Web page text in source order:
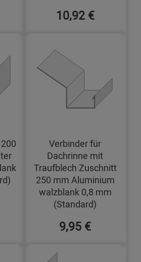
10,92 €
Verbinder für
Dachrinne mit
Traufblech Zuschnitt
250 mm Aluminium
walzblank 0,8 mm
(Standard)
9,95 €